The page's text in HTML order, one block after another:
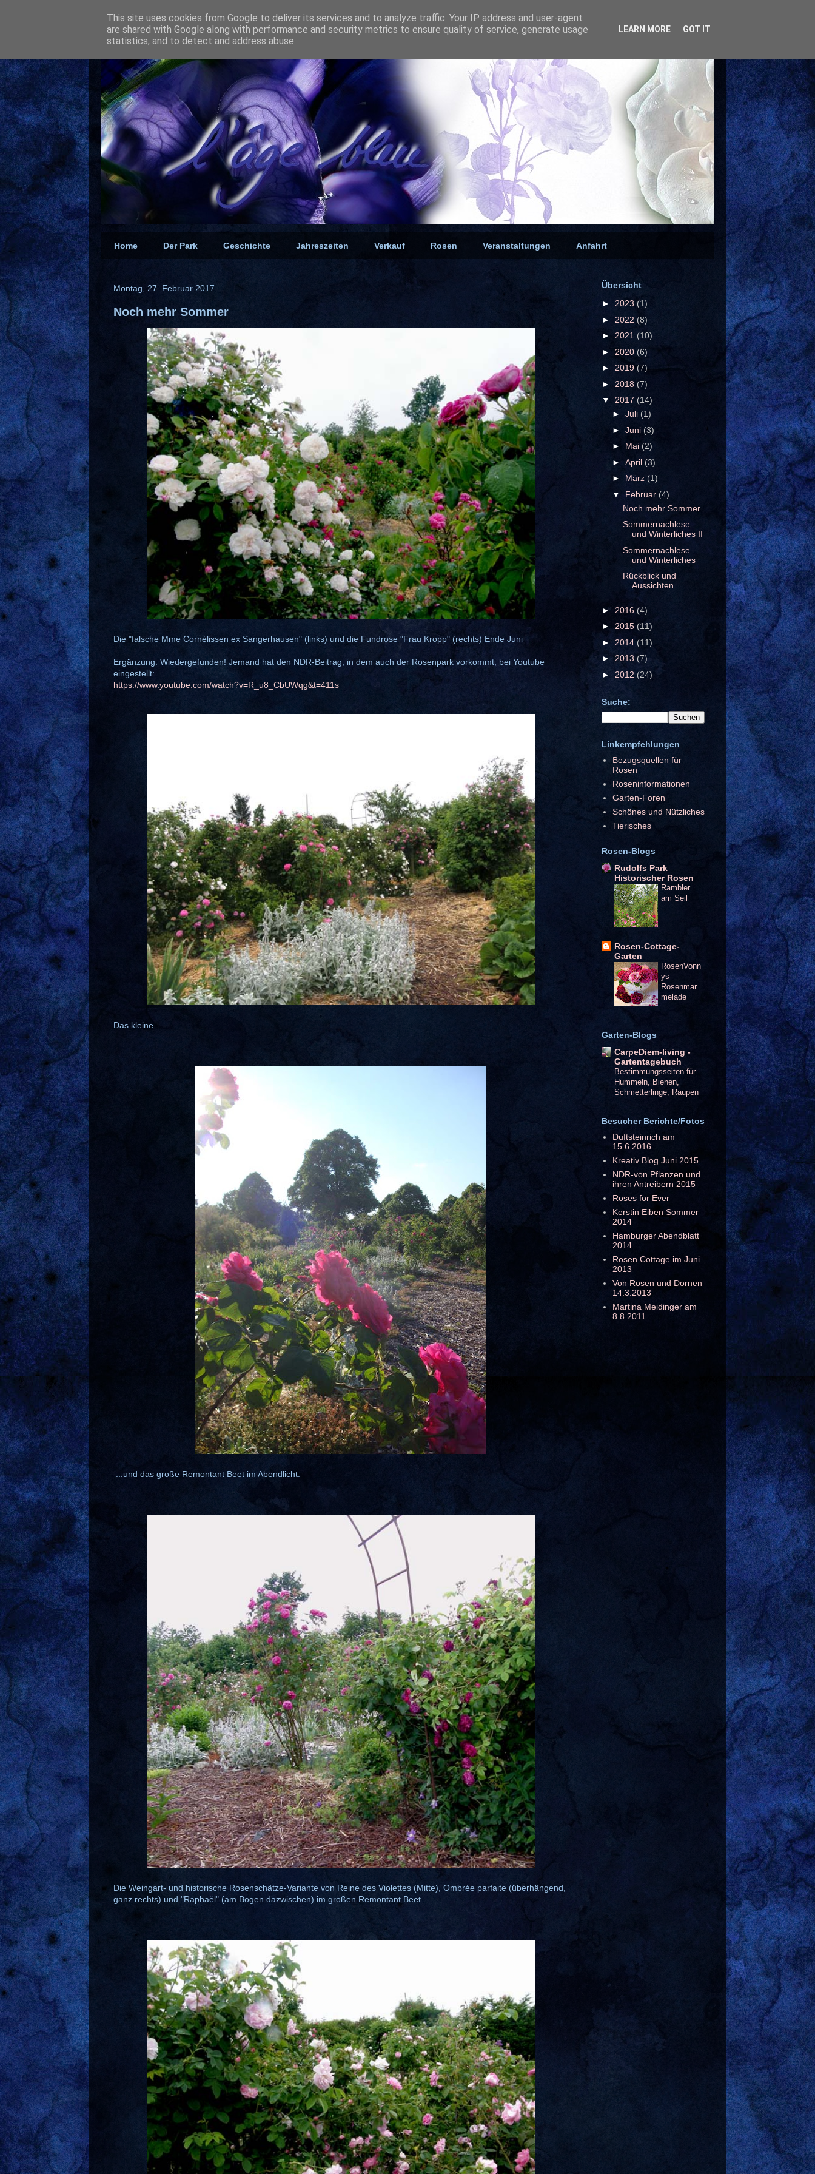
Home Der Park Geschichte Jahreszeiten Verkauf Rosen Veranstaltungen Anfahrt
Montag, 27. Februar 2017
Noch mehr Sommer
Die "falsche Mme Cornélissen ex Sangerhausen" (links) und die Fundrose "Frau Kropp" (rechts) Ende Juni
Ergänzung: Wiedergefunden! Jemand hat den NDR-Beitrag, in dem auch der Rosenpark vorkommt, bei Youtube
eingestellt:
https://www.youtube.com/watch?v=R_u8_CbUWqg&t=411s
Das kleine...
...und das große Remontant Beet im Abendlicht.
Die Weingart- und historische Rosenschätze-Variante von Reine des Violettes (Mitte), Ombrée parfaite (überhängend,
ganz rechts) und "Raphaël" (am Bogen dazwischen) im großen Remontant Beet.
Übersicht
► 2023 (1)
► 2022 (8)
► 2021 (10)
► 2020 (6)
► 2019 (7)
► 2018 (7)
▼ 2017 (14)
► Juli (1)
► Juni (3)
► Mai (2)
► April (3)
► März (1)
▼ Februar (4)
Noch mehr Sommer
Sommernachlese
und Winterliches II
Sommernachlese
und Winterliches
Rückblick und
Aussichten
► 2016 (4)
► 2015 (11)
► 2014 (11)
► 2013 (7)
► 2012 (24)
Suche:
Linkempfehlungen
Bezugsquellen für
Rosen
Roseninformationen
Garten-Foren
Schönes und Nützliches
Tierisches
Rosen-Blogs
Rudolfs Park
Historischer Rosen
Rambler
am Seil
Rosen-Cottage-
Garten
RosenVonn
ys
Rosenmar
melade
Garten-Blogs
CarpeDiem-living -
Gartentagebuch
Bestimmungsseiten für
Hummeln, Bienen,
Schmetterlinge, Raupen
Besucher Berichte/Fotos
Duftsteinrich am
15.6.2016
Kreativ Blog Juni 2015
NDR-von Pflanzen und
ihren Antreibern 2015
Roses for Ever
Kerstin Eiben Sommer
2014
Hamburger Abendblatt
2014
Rosen Cottage im Juni
2013
Von Rosen und Dornen
14.3.2013
Martina Meidinger am
8.8.2011
This site uses cookies from Google to deliver its services and to analyze traffic. Your IP address and user-agent
are shared with Google along with performance and security metrics to ensure quality of service, generate usage
statistics, and to detect and address abuse.
LEARN MORE GOT IT